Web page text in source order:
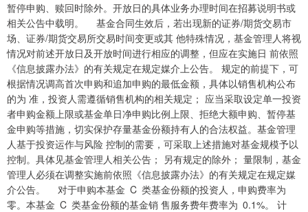
暂停申购、赎回时除外。开放日的具体业务办理时间在招募说明书或
相关公告中载明。 基金合同生效后，若出现新的证券/期货交易市
场、证券/期货交易所交易时间变更或其 他特殊情况，基金管理人将视
情况对前述开放日及开放时间进行相应的调整，但应在实施日 前依照
《信息披露办法》的有关规定在规定媒介上公告。 规定的前提下，可
根据情况调高首次申购和追加申购的最低金额，具体以销售机构公布
的为 准，投资人需遵循销售机构的相关规定； 应当采取设定单一投资
者申购金额上限或基金单日净申购比例上限、拒绝大额申购、暂停基
金申购等措施，切实保护存量基金份额持有人的合法权益。基金管理
人基于投资运作与风险 控制的需要，可采取上述措施对基金规模予以
控制。具体见基金管理人相关公告； 另有规定的除外； 量限制，基金
管理人必须在调整实施前依照《信息披露办法》的有关规定在规定媒
介公告。 对于申购本基金 C 类基金份额的投资人，申购费率为
零。本基金 C 类基金份额的基金销 售服务费年费率为 0.1%。 计